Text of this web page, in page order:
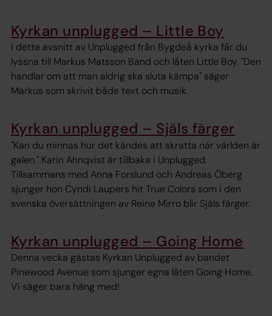
Kyrkan unplugged – Little Boy
I detta avsnitt av Unplugged från Bygdeå kyrka får du
lyssna till Markus Matsson Band och låten Little Boy. "Den
handlar om att man aldrig ska sluta kämpa" säger
Markus som skrivit både text och musik.
Kyrkan unplugged – Själs färger
"Kan du minnas hur det kändes att skratta när världen är
galen." Karin Ahnqvist är tillbaka i Unplugged.
Tillsammans med Anna Forslund och Andreas Öberg
sjunger hon Cyndi Laupers hit True Colors som i den
svenska översättningen av Reine Mirro blir Själs färger.
Kyrkan unplugged – Going Home
Denna vecka gästas Kyrkan Unplugged av bandet
Pinewood Avenue som sjunger egna låten Going Home.
Vi säger bara häng med!